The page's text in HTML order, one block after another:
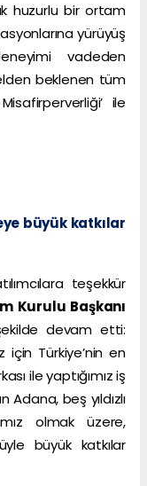
huzurlu bir ortam
yürüyüş
vadeden
beklenen tüm
ile
büyük katkılar
teşekkür
Kurulu Başkanı
devam etti:
için Türkiye’nin en
ile yaptığımız iş
beş yıldızlı
olmak üzere,
büyük katkılar